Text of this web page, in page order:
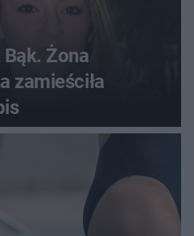
Żona
zamieściła